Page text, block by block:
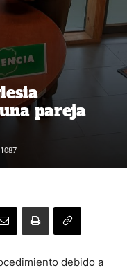
pareja
1087
debido a